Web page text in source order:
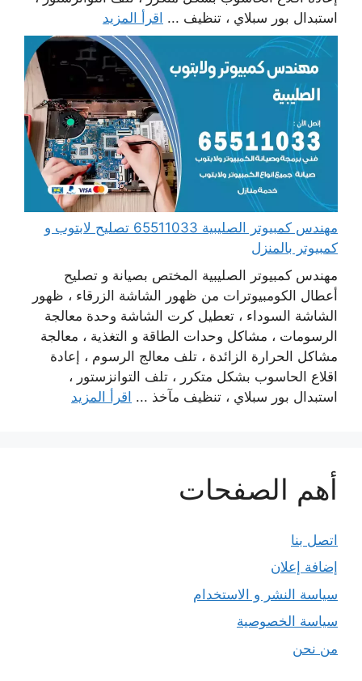
استبدال بور سبلاي ، تنظيف ... اقرأ المزيد
مهندس كمبيوتر الصليبية 65511033 تصليح لابتوب و
كمبيوتر بالمنزل
مهندس كمبيوتر الصليبية المختص بصيانة و تصليح
أعطال الكومبيوترات من ظهور الشاشة الزرقاء ، ظهور
الشاشة السوداء ، تعطيل كرت الشاشة وحدة معالجة
الرسومات ، مشاكل وحدات الطاقة و التغذية ، معالجة
مشاكل الحرارة الزائدة ، تلف معالج الرسوم ، إعادة
اقلاع الحاسوب بشكل متكرر ، تلف التوانزستور ،
استبدال بور سبلاي ، تنظيف مآخذ ... اقرأ المزيد
أهم الصفحات
اتصل بنا
إضافة إعلان
سياسة النشر و الاستخدام
سياسة الخصوصية
من نحن